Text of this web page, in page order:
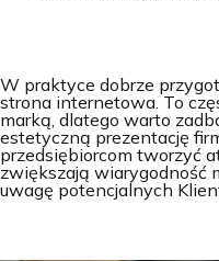
W praktyce dobrze
strona internetowa. To
marką, dlatego warto
estetyczną prezentację
przedsiębiorcom tworzyć
zwiększają wiarygodność
uwagę potencjalnych